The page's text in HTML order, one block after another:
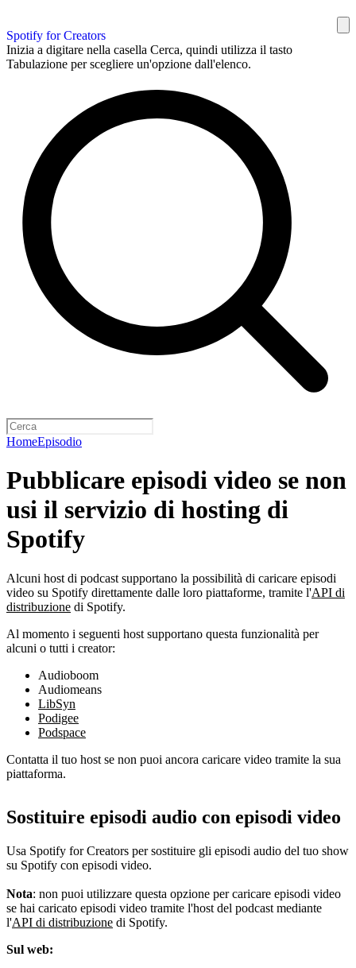
Spotify for Creators
Inizia a digitare nella casella Cerca, quindi utilizza il tasto
Tabulazione per scegliere un'opzione dall'elenco.
HomeEpisodio
Pubblicare episodi video se non
usi il servizio di hosting di
Spotify
Alcuni host di podcast supportano la possibilità di caricare episodi
video su Spotify direttamente dalle loro piattaforme, tramite l'API di
distribuzione di Spotify.
Al momento i seguenti host supportano questa funzionalità per
alcuni o tutti i creator:
Audioboom
Audiomeans
LibSyn
Podigee
Podspace
Contatta il tuo host se non puoi ancora caricare video tramite la sua
piattaforma.
Sostituire episodi audio con episodi video
Usa Spotify for Creators per sostituire gli episodi audio del tuo show
su Spotify con episodi video.
Nota: non puoi utilizzare questa opzione per caricare episodi video
se hai caricato episodi video tramite l'host del podcast mediante
l'API di distribuzione di Spotify.
Sul web: